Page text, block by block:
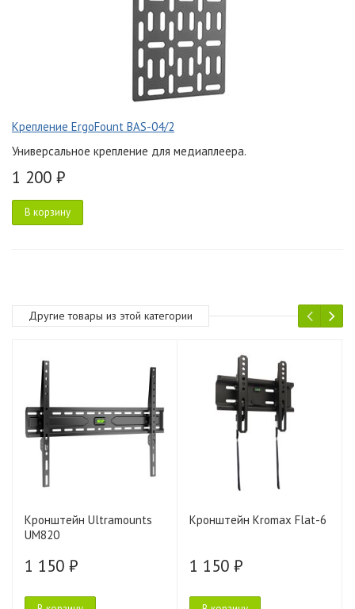
Крепление ErgoFount BAS-04/2
Универсальное крепление для медиаплеера.
1 200 ₽
В корзину
Другие товары из этой категории
Кронштейн Ultramounts
UM820
1 150 ₽
Кронштейн Kromax Flat-6
1 150 ₽